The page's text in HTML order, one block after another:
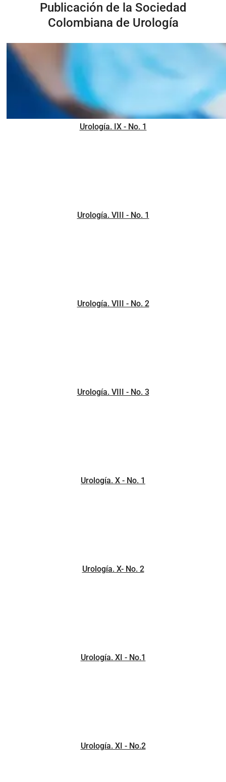
Publicación de la Sociedad
Colombiana de Urología
Urología. IX - No. 1
Urología. VIII - No. 1
Urología. VIII - No. 2
Urología. VIII - No. 3
Urología. X - No. 1
Urología. X- No. 2
Urología. XI - No.1
Urología. XI - No.2